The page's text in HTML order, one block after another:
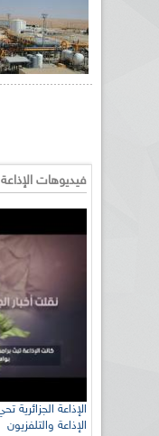
فيديوهات الإذاعة
الإذاعة والتلفزيون